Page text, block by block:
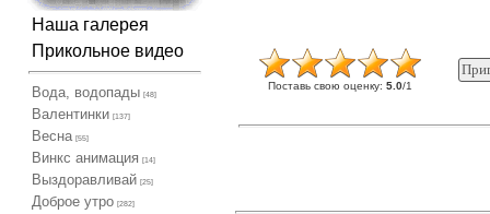
Наша галерея
Прикольное видео
Вода, водопады [48]
Валентинки [137]
Весна [55]
Винкс анимация [14]
Выздоравливай [25]
Доброе утро [282]
Поставь свою оценку: 5.0/1